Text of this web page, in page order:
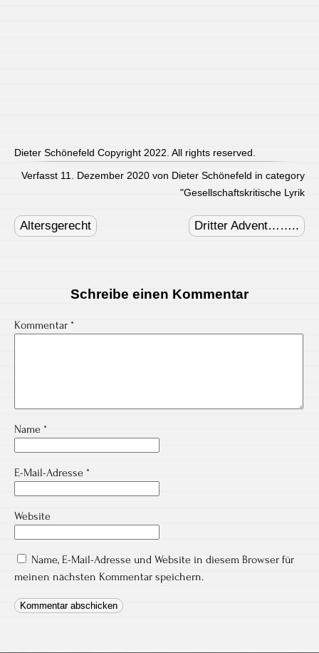
Dieter Schönefeld Copyright 2022. All rights reserved.
Verfasst 11. Dezember 2020 von Dieter Schönefeld in category
"Gesellschaftskritische Lyrik
navigation
Altersgerecht Dritter Advent……..
Schreibe einen Kommentar
Kommentar *
Name *
E-Mail-Adresse *
Website
Name, E-Mail-Adresse und Website in diesem Browser für
meinen nächsten Kommentar speichern.